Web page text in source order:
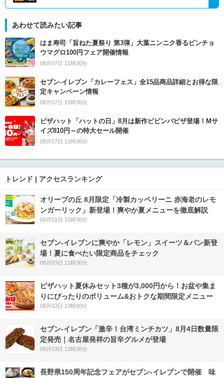
あわせて読みたい記事
はま寿司「旨ねた夏祭り 第3弾」大葉ニンニク香るビンチョ
ウマグロ100円フェア開催情報
08月07日 11時30分
セブン‐イレブン「カレーフェス」全15品商品詳細とお得な限
定キャンペーン情報
08月07日 11時30分
ピザハット「ハットの日」8月は新作ビビンバピザ登場！Mサ
イズ810円～の特大セール開催
08月07日 11時30分
トレンド | アクセスランキング
オリーブの丘 8月限定「冷製カッペリーニ 赤海老のレモ
ンガーリック」新登場！爽やか夏メニューを徹底解説
08月01日 11時30分
セブン‐イレブンに爽やか「レモン」スイーツ＆パン新登
場！夏に食べたい限定商品をチェック
08月03日 11時30分
ピザハット夏休みセット3種が3,000円から！お盆や集ま
りにぴったりのボリューム&おトクな期間限定メニュー
08月03日 13時00分
セブン-イレブン「激辛！台湾ミンチカツ」8月4日数量限
定発売｜名古屋発祥の旨辛グルメが登場
08月03日 11時30分
長野県150周年記念フェアがセブン-イレブンで開催 味